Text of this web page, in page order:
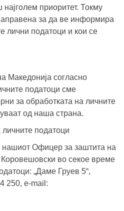
приоритет. Токму
за да ве информира
лични податоци и кои се
Македонија согласно
податоци сме
за обработката на личните
од наша страна.
податоци
нашиот Офицер за заштита на
во секое време
„Даме Груев 5“,
250, e-mail: